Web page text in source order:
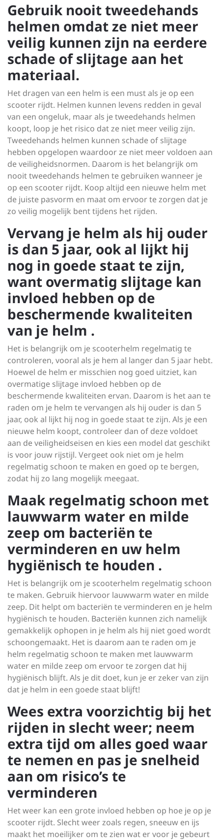
Gebruik nooit tweedehands
helmen omdat ze niet meer
veilig kunnen zijn na eerdere
schade of slijtage aan het
materiaal.
Het dragen van een helm is een must als je op een
scooter rijdt. Helmen kunnen levens redden in geval
van een ongeluk, maar als je tweedehands helmen
koopt, loop je het risico dat ze niet meer veilig zijn.
Tweedehands helmen kunnen schade of slijtage
hebben opgelopen waardoor ze niet meer voldoen aan
de veiligheidsnormen. Daarom is het belangrijk om
nooit tweedehands helmen te gebruiken wanneer je
op een scooter rijdt. Koop altijd een nieuwe helm met
de juiste pasvorm en maat om ervoor te zorgen dat je
zo veilig mogelijk bent tijdens het rijden.
Vervang je helm als hij ouder
is dan 5 jaar, ook al lijkt hij
nog in goede staat te zijn,
want overmatig slijtage kan
invloed hebben op de
beschermende kwaliteiten
van je helm .
Het is belangrijk om je scooterhelm regelmatig te
controleren, vooral als je hem al langer dan 5 jaar hebt.
Hoewel de helm er misschien nog goed uitziet, kan
overmatige slijtage invloed hebben op de
beschermende kwaliteiten ervan. Daarom is het aan te
raden om je helm te vervangen als hij ouder is dan 5
jaar, ook al lijkt hij nog in goede staat te zijn. Als je een
nieuwe helm koopt, controleer dan of deze voldoet
aan de veiligheidseisen en kies een model dat geschikt
is voor jouw rijstijl. Vergeet ook niet om je helm
regelmatig schoon te maken en goed op te bergen,
zodat hij zo lang mogelijk meegaat.
Maak regelmatig schoon met
lauwwarm water en milde
zeep om bacteriën te
verminderen en uw helm
hygiënisch te houden .
Het is belangrijk om je scooterhelm regelmatig schoon
te maken. Gebruik hiervoor lauwwarm water en milde
zeep. Dit helpt om bacteriën te verminderen en je helm
hygiënisch te houden. Bacteriën kunnen zich namelijk
gemakkelijk ophopen in je helm als hij niet goed wordt
schoongemaakt. Het is daarom aan te raden om je
helm regelmatig schoon te maken met lauwwarm
water en milde zeep om ervoor te zorgen dat hij
hygiënisch blijft. Als je dit doet, kun je er zeker van zijn
dat je helm in een goede staat blijft!
Wees extra voorzichtig bij het
rijden in slecht weer; neem
extra tijd om alles goed waar
te nemen en pas je snelheid
aan om risico’s te
verminderen
Het weer kan een grote invloed hebben op hoe je op je
scooter rijdt. Slecht weer zoals regen, sneeuw en ijs
maakt het moeilijker om te zien wat er voor je gebeurt